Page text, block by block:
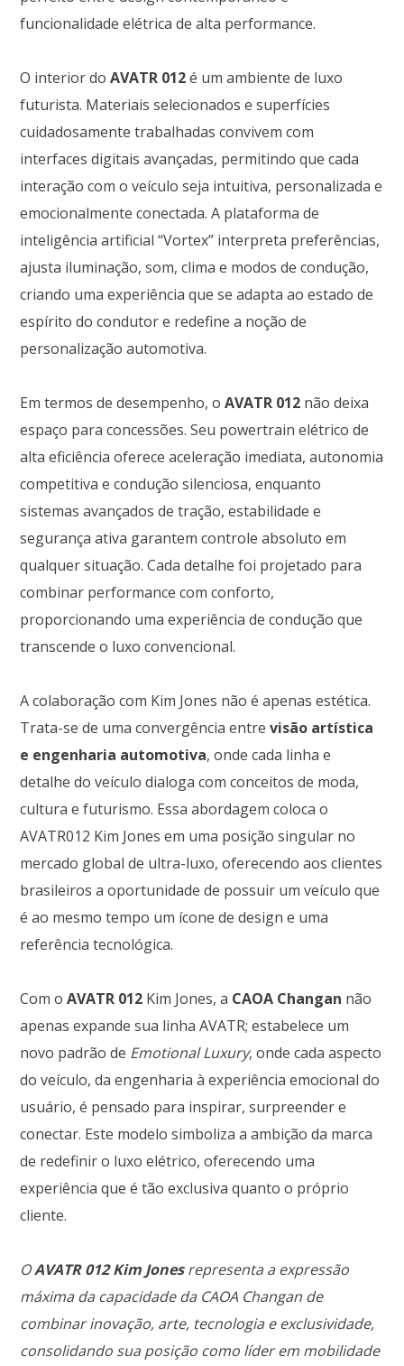
funcionalidade elétrica de alta performance.
O interior doAVATR 012é um ambiente de luxo
futurista. Materiais selecionados e superfícies
cuidadosamente trabalhadas convivem com
interfaces digitais avançadas, permitindo que cada
interação com o veículo seja intuitiva, personalizada e
emocionalmente conectada. A plataforma de
inteligência artificial “Vortex” interpreta preferências,
ajusta iluminação, som, clima e modos de condução,
criando uma experiência que se adapta ao estado de
espírito do condutor e redefine a noção de
personalização automotiva.
Em termos de desempenho, oAVATR 012 não deixa
espaço para concessões. Seu powertrain elétrico de
alta eficiência oferece aceleração imediata, autonomia
competitiva e condução silenciosa, enquanto
sistemas avançados de tração, estabilidade e
segurança ativa garantem controle absoluto em
qualquer situação. Cada detalhe foi projetado para
combinar performance com conforto,
proporcionando uma experiência de condução que
transcende o luxo convencional.
A colaboração com Kim Jones não é apenas estética.
Trata-se de uma convergência entrevisão artística
e engenharia automotiva, onde cada linha e
detalhe do veículo dialoga com conceitos de moda,
cultura e futurismo. Essa abordagem coloca o
AVATR012 Kim Jones em uma posição singular no
mercado global de ultra-luxo, oferecendo aos clientes
brasileiros a oportunidade de possuir um veículo que
é ao mesmo tempo um ícone de design e uma
referência tecnológica.
Com oAVATR 012 Kim Jones, a CAOA Changan não
apenas expande sua linha AVATR; estabelece um
novo padrão de Emotional Luxury, onde cada aspecto
do veículo, da engenharia à experiência emocional do
usuário, é pensado para inspirar, surpreender e
conectar. Este modelo simboliza a ambição da marca
de redefinir o luxo elétrico, oferecendo uma
experiência que é tão exclusiva quanto o próprio
cliente.
OAVATR 012 Kim Jonesrepresenta a expressão
máxima da capacidade da CAOA Changan de
combinar inovação, arte, tecnologia e exclusividade,
consolidando sua posição como líder em mobilidade